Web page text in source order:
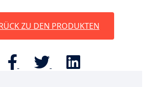
ZU DEN PRODUKTEN